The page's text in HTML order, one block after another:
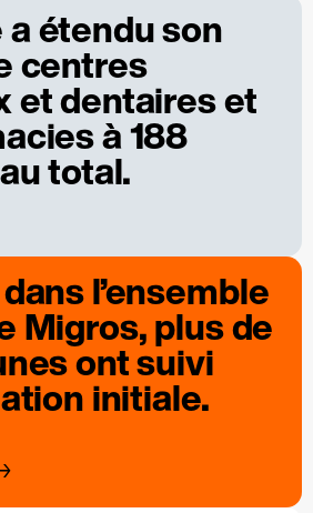
étendu son
centres
et dentaires et
à 188
total.
l’ensemble
Migros, plus de
ont suivi
initiale.